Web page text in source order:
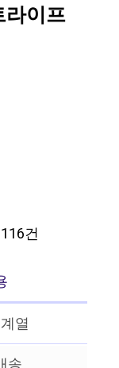
라이프
116건
열